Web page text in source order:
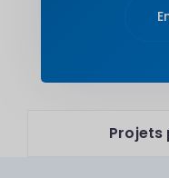
Projets